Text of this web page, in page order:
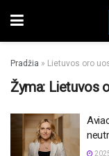
Pradžia » Lietuvos oro
Žyma: Lietuvos